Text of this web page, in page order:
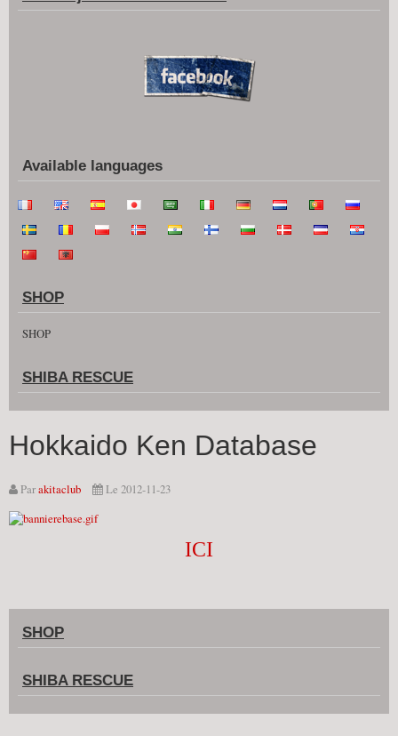
Available languages
SHOP
SHOP
SHIBA RESCUE
Hokkaido Ken Database
Parakitaclub Le 2012-11-23
ICI
SHOP
SHIBA RESCUE